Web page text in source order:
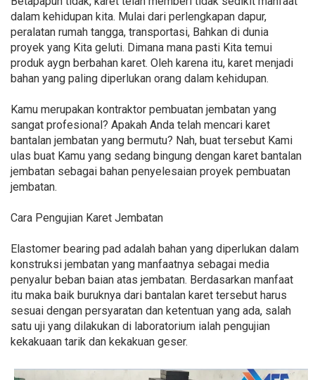
dalam kehidupan kita. Mulai dari perlengkapan dapur,
peralatan rumah tangga, transportasi, Bahkan di dunia
proyek yang Kita geluti. Dimana mana pasti Kita temui
produk aygn berbahan karet. Oleh karena itu, karet menjadi
bahan yang paling diperlukan orang dalam kehidupan.
Kamu merupakan kontraktor pembuatan jembatan yang
sangat profesional? Apakah Anda telah mencari karet
bantalan jembatan yang bermutu? Nah, buat tersebut Kami
ulas buat Kamu yang sedang bingung dengan karet bantalan
jembatan sebagai bahan penyelesaian proyek pembuatan
jembatan.
Cara Pengujian Karet Jembatan
Elastomer bearing pad adalah bahan yang diperlukan dalam
konstruksi jembatan yang manfaatnya sebagai media
penyalur beban baian atas jembatan. Berdasarkan manfaat
itu maka baik buruknya dari bantalan karet tersebut harus
sesuai dengan persyaratan dan ketentuan yang ada, salah
satu uji yang dilakukan di laboratorium ialah pengujian
kekakuaan tarik dan kekakuan geser.